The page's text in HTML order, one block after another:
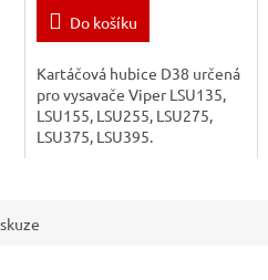
Do košíku
Kartáčová hubice D38 určená
pro vysavače Viper LSU135,
LSU155, LSU255, LSU275,
LSU375, LSU395.